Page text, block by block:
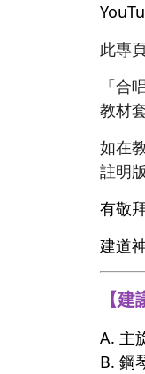
此專
「合
教材
如在
註明
有敬
建道
【
A. 主
B. 鋼